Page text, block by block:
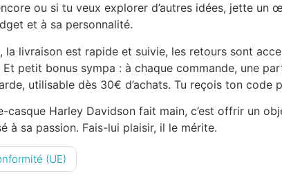
ou si tu veux explorer d’autres idées, jette un
et à sa personnalité.
la livraison est rapide et suivie, les retours sont
petit bonus sympa : à chaque commande, une
utilisable dès 30€ d’achats. Tu reçois ton code
casque Harley Davidson fait main, c’est offrir un
à sa passion. Fais-lui plaisir, il le mérite.
(UE)